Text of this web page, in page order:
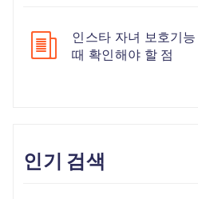
인스타 자녀 보호기
때 확인해야 할 점
인기 검색